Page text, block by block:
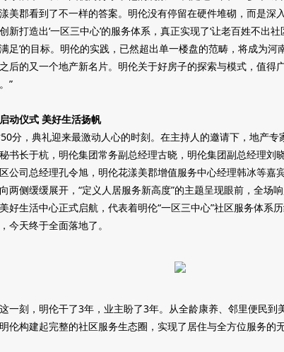
美郡看到了不一样的答案。明伦没有停留在硬件堆砌，而是深入
新打造出‘一区三中心’的服务体系，真正实现了‘让老百姓不出
足’的目标。明伦的实践，已然超出单一楼盘的范畴，将成为河
后的又一个地产新名片。明伦关于好房子的探索与模式，值得
”
动仪式 美好生活扬帆
分，典礼迎来最激动人心的时刻。在主持人的邀请下，地产专
书长于杭，明伦集团常务副总经理古晓，明伦集团副总经理刘
公司总经理孔令旭，明伦花漾美郡增值服务中心经理韩冰等嘉
两侧缓缓展开，“定义人居服务新高度”的主题呈现眼前，全场
好生活中心正式启航，代表着明伦“一区三中心”社区服务体系
今天终于全面落地了。
一刻，明伦干了3年，业主盼了3年。从全龄康养、邻里便民到
伦构建起完整的社区服务生态圈，实现了居住与全方位服务的无